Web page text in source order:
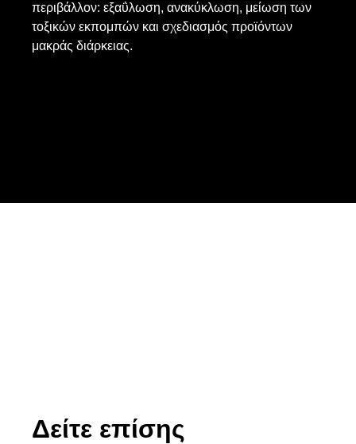
περιβάλλον: εξαΰλωση, ανακύκλωση, μείωση των
τοξικών εκπομπών και σχεδιασμός προϊόντων
μακράς διάρκειας.
Δείτε επίσης